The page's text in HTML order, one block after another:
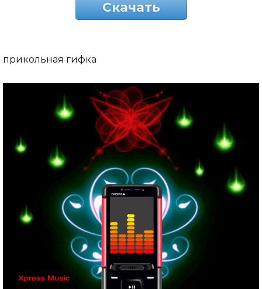
Скачать
прикольная гифка